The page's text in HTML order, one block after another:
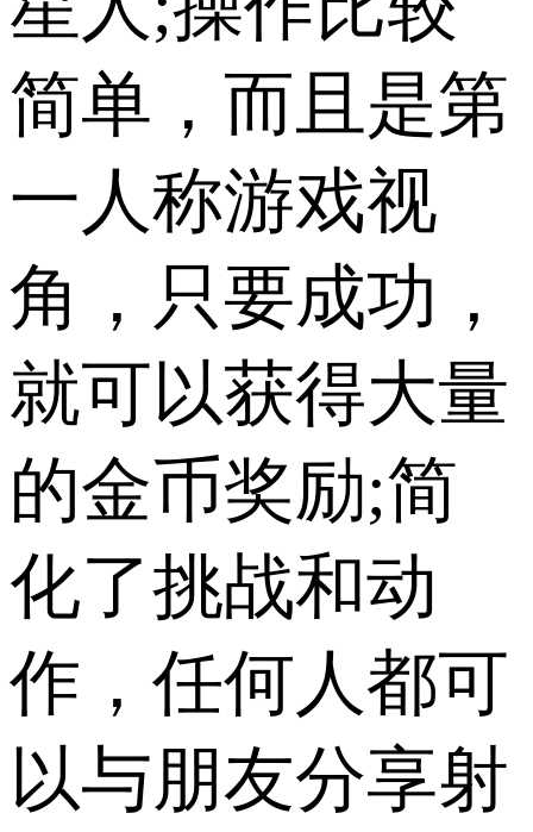
简单，而且是第
一人称游戏视
角，只要成功，
就可以获得大量
的金币奖励;简
化了挑战和动
作，任何人都可
以与朋友分享射